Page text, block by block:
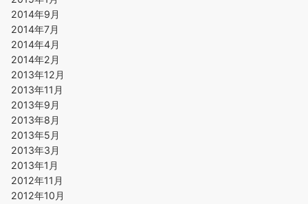
2014年9月
2014年7月
2014年4月
2014年2月
2013年12月
2013年11月
2013年9月
2013年8月
2013年5月
2013年3月
2013年1月
2012年11月
2012年10月